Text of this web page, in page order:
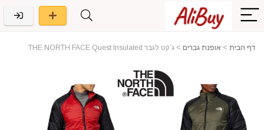
דף הבית > אופנת גברים > ג’קט לגבר THE NORTH FACE Quest Insulated